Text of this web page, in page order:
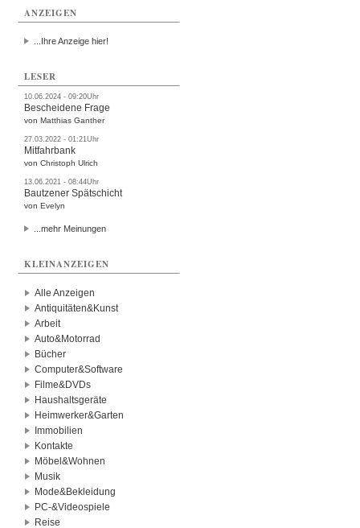
ANZEIGEN
...Ihre Anzeige hier!
LESER
10.06.2024 - 09:20Uhr
Bescheidene Frage
von Matthias Ganther
27.03.2022 - 01:21Uhr
Mitfahrbank
von Christoph Ulrich
13.06.2021 - 08:44Uhr
Bautzener Spätschicht
von Evelyn
...mehr Meinungen
KLEINANZEIGEN
Alle Anzeigen
Antiquitäten&Kunst
Arbeit
Auto&Motorrad
Bücher
Computer&Software
Filme&DVDs
Haushaltsgeräte
Heimwerker&Garten
Immobilien
Kontakte
Möbel&Wohnen
Musik
Mode&Bekleidung
PC-&Videospiele
Reise